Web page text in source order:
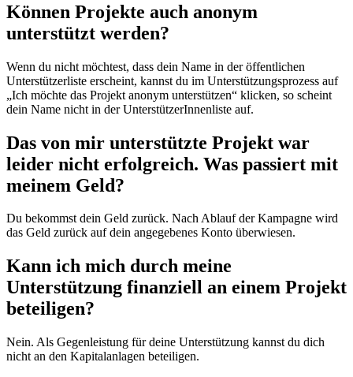
Können Projekte auch anonym
unterstützt werden?
Wenn du nicht möchtest, dass dein Name in der öffentlichen
Unterstützerliste erscheint, kannst du im Unterstützungsprozess auf
„Ich möchte das Projekt anonym unterstützen“ klicken, so scheint
dein Name nicht in der UnterstützerInnenliste auf.
Das von mir unterstützte Projekt war
leider nicht erfolgreich. Was passiert mit
meinem Geld?
Du bekommst dein Geld zurück. Nach Ablauf der Kampagne wird
das Geld zurück auf dein angegebenes Konto überwiesen.
Kann ich mich durch meine
Unterstützung finanziell an einem Projekt
beteiligen?
Nein. Als Gegenleistung für deine Unterstützung kannst du dich
nicht an den Kapitalanlagen beteiligen.